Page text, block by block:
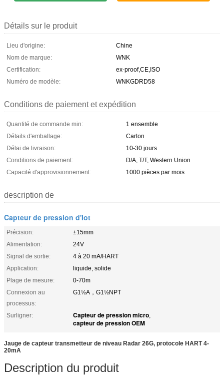
Détails sur le produit
Lieu d'origine:
Chine
Nom de marque:
WNK
Certification:
ex-proof,CE,ISO
Numéro de modèle:
WNKGDRD58
Conditions de paiement et expédition
Quantité de commande min:
1 ensemble
Détails d'emballage:
Carton
Délai de livraison:
10-30 jours
Conditions de paiement:
D/A, T/T, Western Union
Capacité d'approvisionnement:
1000 pièces par mois
description de
Capteur de pression d'Iot
Précision:
±15mm
Alimentation:
24V
Signal de sortie:
4 à 20 mA/HART
Application:
liquide, solide
Plage de mesure:
0-70m
Connexion au
processus:
G1½A，G1½NPT
Surligner: Capteur de pression micro,
capteur de pression OEM
Jauge de capteur transmetteur de niveau Radar 26G, protocole HART 4-
20mA
Description du produit